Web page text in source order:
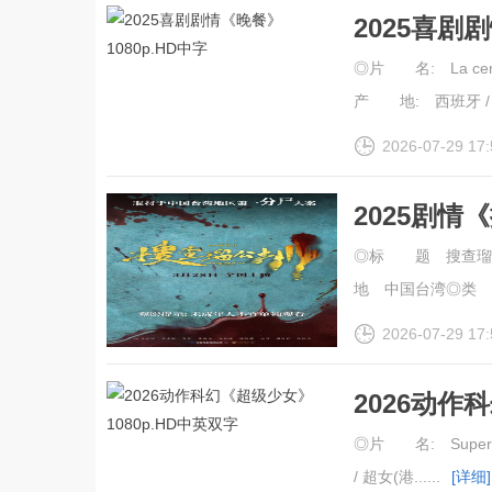
2025喜剧
◎片 名: La
产 地: 西班牙 /
2026-07-29
2025剧情
◎标 题 搜查瑠
地 中国台湾◎
2026-07-29
2026动作
◎片 名:
/ 超女(港......
[详细]